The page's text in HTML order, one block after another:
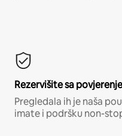
Rezervišite sa
Pregledala ih je naša
imate i podršku non-